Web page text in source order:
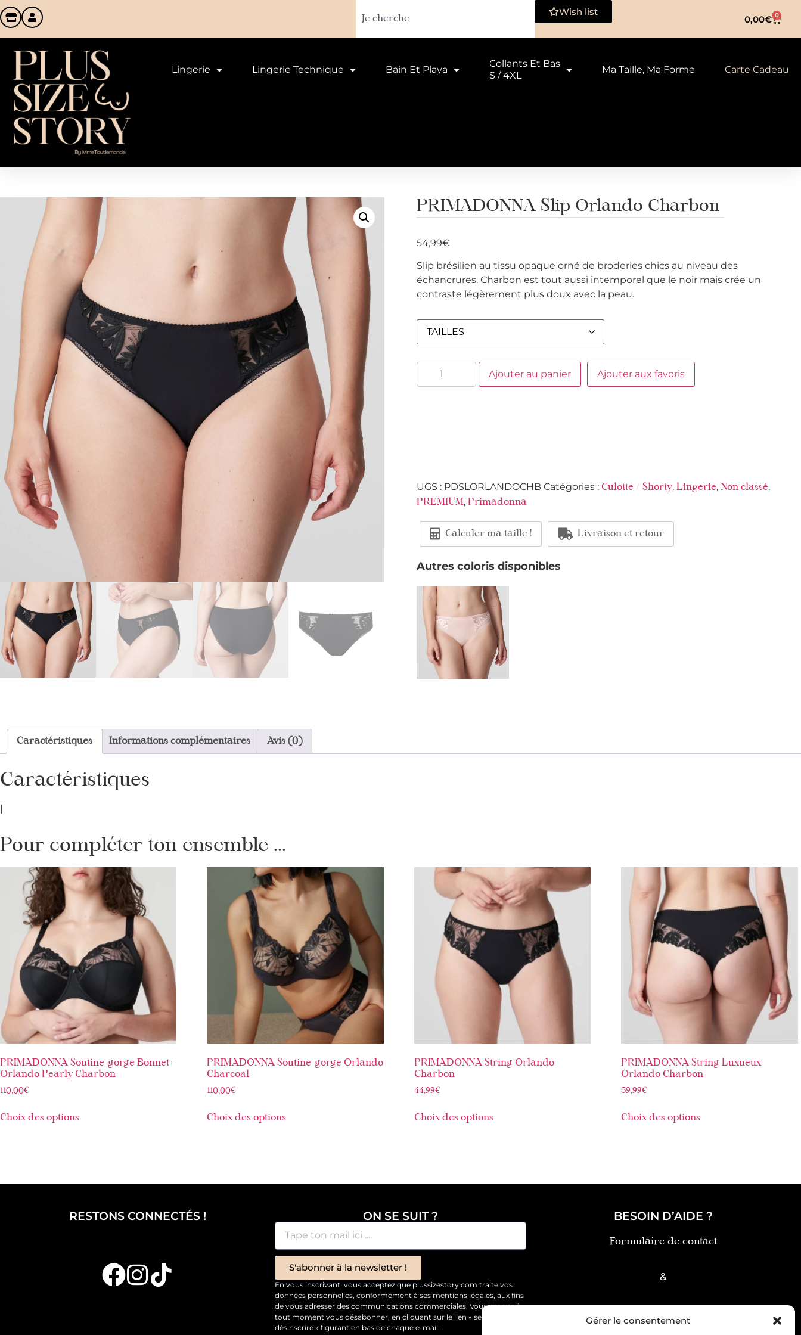
Gérer le consentement
Wish list
0,00€ 0
Lingerie Lingerie Technique Bain Et Playa
Collants Et Bas
S / 4XL
Ma Taille, Ma Forme Carte Cadeau
PRIMADONNA Slip Orlando Charbon
54,99€
Slip brésilien au tissu opaque orné de broderies chics au niveau des
échancrures. Charbon est tout aussi intemporel que le noir mais crée un
contraste légèrement plus doux avec la peau.
Ajouter au panier Ajouter aux favoris
UGS : PDSLORLANDOCHB Catégories : Culotte / Shorty, Lingerie, Non classé,
PREMIUM, Primadonna
Calculer ma taille ! Livraison et retour
Autres coloris disponibles
Caractéristiques Informations complémentaires Avis (0)
Caractéristiques
|
Pour compléter ton ensemble ...
PRIMADONNA Soutine-gorge Bonnet+
Orlando Pearly Charbon
110,00€
Choix des options
PRIMADONNA Soutine-gorge Orlando
Charcoal
110,00€
Choix des options
PRIMADONNA String Orlando
Charbon
44,99€
Choix des options
PRIMADONNA String Luxueux
Orlando Charbon
59,99€
Choix des options
RESTONS CONNECTÉS ! ON SE SUIT ?
S'abonner à la newsletter !
En vous inscrivant, vous acceptez que plussizestory.com traite vos
données personnelles, conformément à ses mentions légales, aux fins
de vous adresser des communications commerciales. Vous pouvez à
tout moment vous désabonner, en cliquant sur le lien « se
désinscrire » figurant en bas de chaque e-mail.
BESOIN D’AIDE ?
Formulaire de contact
&